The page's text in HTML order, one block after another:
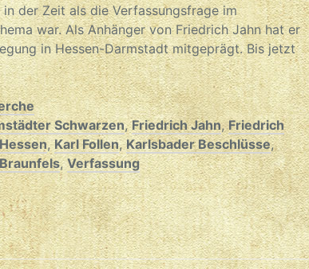
der Zeit als die Verfassungsfrage im
war. Als Anhänger von Friedrich Jahn hat er
in Hessen-Darmstadt mitgeprägt. Bis jetzt
Schwarzen,Friedrich Jahn,Friedrich
,Karl Follen,Karlsbader Beschlüsse,
,Verfassung